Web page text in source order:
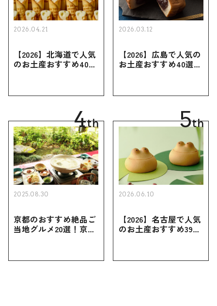
2026.04.21
【2026】北海道で人気
のお土産おすすめ40選
買えない限定品、女性
2026.03.12
【2026】広島で人気の
お土産おすすめ40選｜
き用、女性向けまで幅
4th
2025.08.30
京都のおすすめ絶品ご
当地グルメ20選！京都
5th
2026.06.10
【2026】名古屋で人気
のお土産おすすめ39選
お土産・ばらまき用ま